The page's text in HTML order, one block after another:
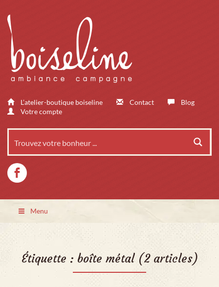
L’atelier-boutique boiseline Contact
Blog
Votre compte
Menu
Étiquette : boîte métal(2 articles)